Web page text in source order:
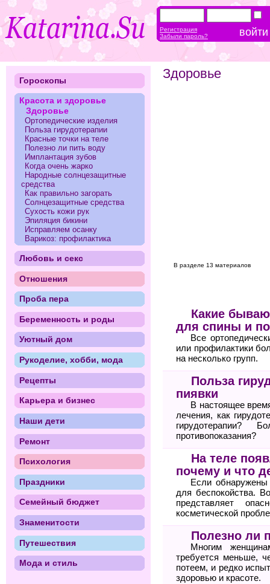
Здоровье
В разделе 13 материалов
Какие
для спины и
Все
или профилактики
на несколько групп.
Польза
пиявки
В настоящее
лечения, как
противопоказания?
На теле
почему и что
Если
для беспокойства.
представляет
косметической
Полезно ли
Многим
требуется меньше,
потеем, и редко
здоровью и красоте.
Гороскопы
Красота и здоровье
Здоровье
Ортопедические изделия
Польза гирудотерапии
Красные точки на теле
Полезно ли пить воду
Имплантация зубов
Когда очень жарко
Народные солнцезащитные
средства
Как правильно загорать
Солнцезащитные средства
Сухость кожи рук
Эпиляция бикини
Исправляем осанку
Варикоз: профилактика
Любовь и секс
Отношения
Проба пера
Беременность и роды
Уютный дом
Рукоделие, хобби, мода
Рецепты
Карьера и бизнес
Наши дети
Ремонт
Психология
Праздники
Семейный бюджет
Знаменитости
Путешествия
Мода и стиль
Регистрация
Забыли пароль?